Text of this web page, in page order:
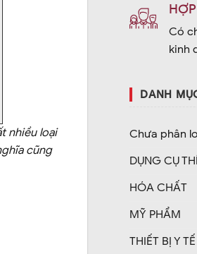
nhiều loại
cũng
Có
kinh
DANH
Chưa phân
DỤNG CỤ
HÓA CHẤT
MỸ PHẨM
THIẾT BỊ Y TẾ